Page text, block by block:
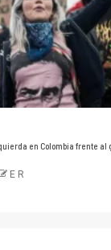
en Colombia frente al
E R